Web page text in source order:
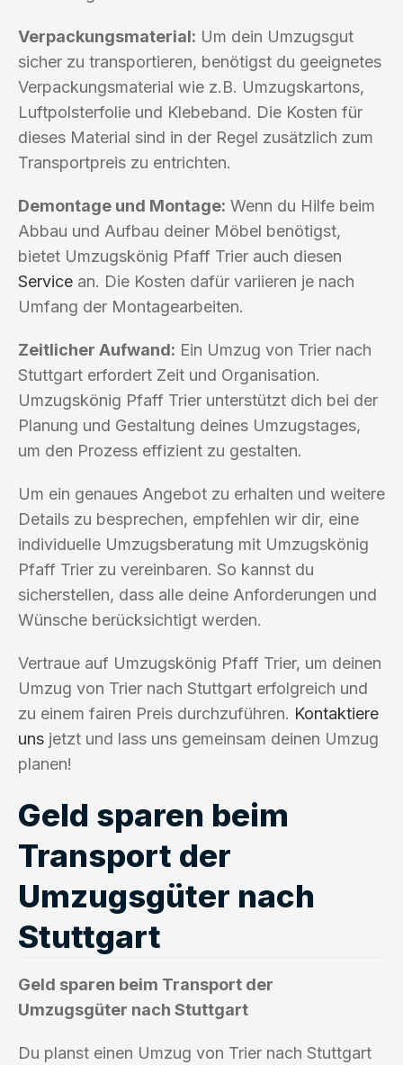
Verpackungsmaterial: Um dein Umzugsgut
sicher zu transportieren, benötigst du geeignetes
Verpackungsmaterial wie z.B. Umzugskartons,
Luftpolsterfolie und Klebeband. Die Kosten für
dieses Material sind in der Regel zusätzlich zum
Transportpreis zu entrichten.
Demontage und Montage: Wenn du Hilfe beim
Abbau und Aufbau deiner Möbel benötigst,
bietet Umzugskönig Pfaff Trier auch diesen
Service an. Die Kosten dafür variieren je nach
Umfang der Montagearbeiten.
Zeitlicher Aufwand: Ein Umzug von Trier nach
Stuttgart erfordert Zeit und Organisation.
Umzugskönig Pfaff Trier unterstützt dich bei der
Planung und Gestaltung deines Umzugstages,
um den Prozess effizient zu gestalten.
Um ein genaues Angebot zu erhalten und weitere
Details zu besprechen, empfehlen wir dir, eine
individuelle Umzugsberatung mit Umzugskönig
Pfaff Trier zu vereinbaren. So kannst du
sicherstellen, dass alle deine Anforderungen und
Wünsche berücksichtigt werden.
Vertraue auf Umzugskönig Pfaff Trier, um deinen
Umzug von Trier nach Stuttgart erfolgreich und
zu einem fairen Preis durchzuführen. Kontaktiere
uns jetzt und lass uns gemeinsam deinen Umzug
planen!
Geld sparen beim
Transport der
Umzugsgüter nach
Stuttgart
Geld sparen beim Transport der
Umzugsgüter nach Stuttgart
Du planst einen Umzug von Trier nach Stuttgart